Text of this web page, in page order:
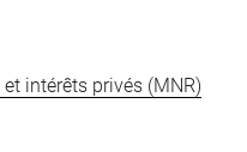
intérêts privés (MNR)